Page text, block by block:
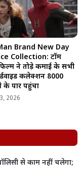
Brand New Day
Collection: टॉम
ने तोड़े कमाई के सभी
कलेक्शन 8000
के पार पहुंचा
2026
से काम नहीं चलेगा;